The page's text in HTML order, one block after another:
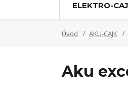
ELEKTRO-
Úvod AKU-CAJK
Aku